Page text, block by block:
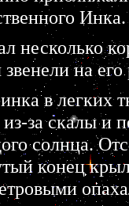
Инка.
несколько
на его
в легких
за скалы и
солнца.
конец